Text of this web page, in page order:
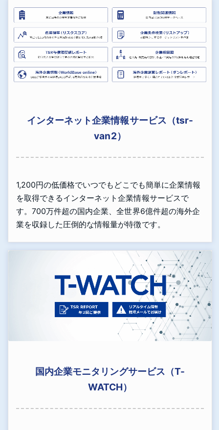
インターネット企業情報サービス（tsr-
van2）
1,200円の低価格でいつでもどこでも簡単に企業情報
を取得できるインターネット企業情報サービスで
す。700万件超の国内企業、全世界6億件超の海外企
業を収録した圧倒的な情報量が特徴です。
国内企業モニタリングサービス（T-
WATCH）